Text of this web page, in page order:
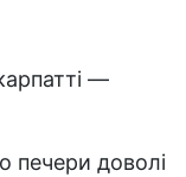
—
печери доволі